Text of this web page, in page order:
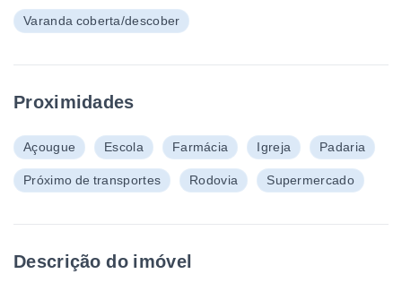
Varanda coberta/descober
Proximidades
Açougue Escola Farmácia Igreja Padaria
Próximo de transportes Rodovia Supermercado
Descrição do imóvel